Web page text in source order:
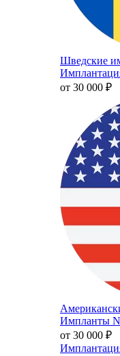
Шведские
от 30 000 ₽
Импланты
от 30 000 ₽